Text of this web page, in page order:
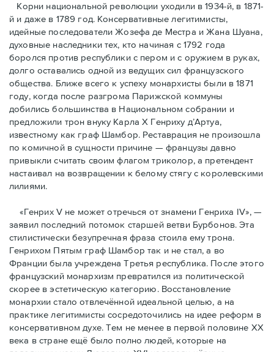
Корни национальной революции уходили в 1934-й, в 1871-
й и даже в 1789 год. Консервативные легитимисты,
идейные последователи Жозефа де Местра и Жана Шуана,
духовные наследники тех, кто начиная с 1792 года
боролся против республики с пером и с оружием в руках,
долго оставались одной из ведущих сил французского
общества. Ближе всего к успеху монархисты были в 1871
году, когда после разгрома Парижской коммуны
добились большинства в Национальном собрании и
предложили трон внуку Карла Х Генриху д’Артуа,
известному как граф Шамбор. Реставрация не произошла
по комичной в сущности причине — французы давно
привыкли считать своим флагoм триколор, а претендент
настаивал на возвращении к белому стягу с королевскими
лилиями.
«Генрих V не может отречься от знамени Генриха IV», —
заявил последний потомок старшей ветви Бурбонов. Эта
стилистически безупречная фраза стоила ему трона.
Генрихом Пятым граф Шамбор так и не стал, а во
Франции была учреждена Третья республика. После этого
французский монархизм превратился из политической
скорее в эстетическую категорию. Восстановление
монархии стало отвлечённой идеальной целью, а на
практике легитимисты сосредоточились на идее реформ в
консервативном духе. Тем не менее в первой половине ХХ
века в стране ещё было полно людей, которые на